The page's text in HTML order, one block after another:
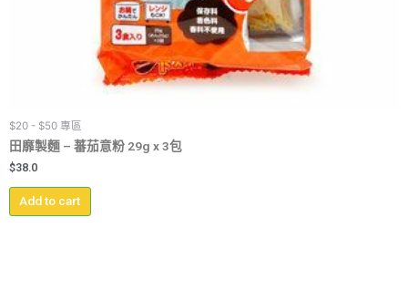
$20 - $50 專區
田靡製麵 – 蕃茄意粉 29g x 3包
$38.0
Add to cart